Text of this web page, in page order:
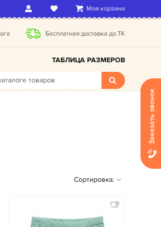
Моя корзина
Бесплатная доставка до ТК
ТАБЛИЦА РАЗМЕРОВ
Сортировка:
Заказать звонок